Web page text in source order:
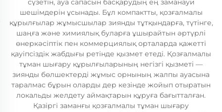
сүзетін, ауа сапасын басқарудың ең заманауи
шешімдерін ұсынады. Бұл компактты, қозғалмалы
құрылғылар жұмысшылар зиянды тұтқындарға, түтінге,
шаңға және химиялық буларға ұшырайтын әртүрлі
өнеркәсіптік пен коммерциялық орталарда қажетті
қауіпсіздік жабдығы ретінде қызмет етеді. Қозғалмалы
тұман шығару құрылғыларының негізгі қызметі —
зиянды бөлшектерді жұмыс орнының жалпы ауасына
таралмас бұрын оларды дер кезінде жойып отыратын
локальды желдету аймақтарын құруға бағытталған.
Қазіргі заманғы қозғалмалы тұман шығару